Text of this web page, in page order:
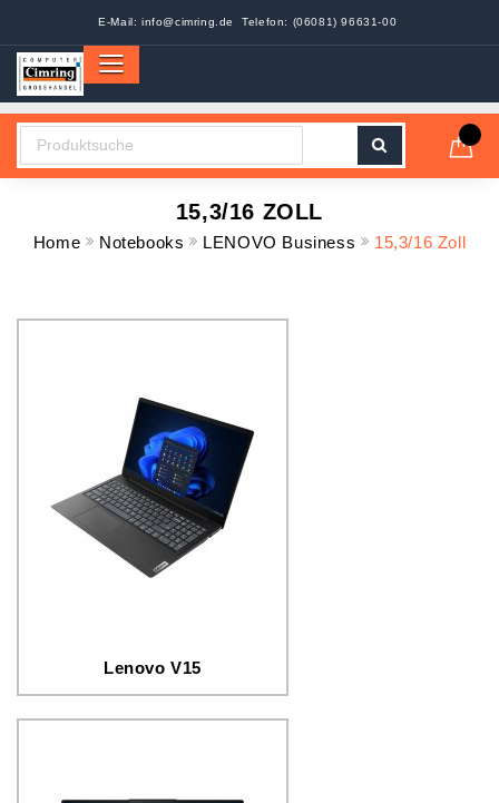
E-Mail: info@cimring.deTelefon: (06081) 96631-00
15,3/16 ZOLL
Home Notebooks LENOVO Business 15,3/16 Zoll
Lenovo V15